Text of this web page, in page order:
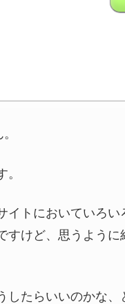
。
イトにおいていろ
すけど、思うよう
したらいいのかな、